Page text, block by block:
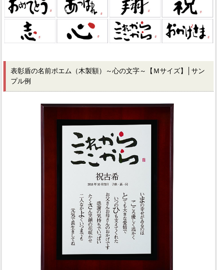
表彰盾の名前ポエム（木製額）～心の文字～【Ｍサイズ】│サン
プル例